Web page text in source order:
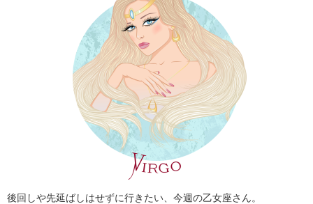
後回しや先延ばしはせずに行きたい、今週の乙女座さん。